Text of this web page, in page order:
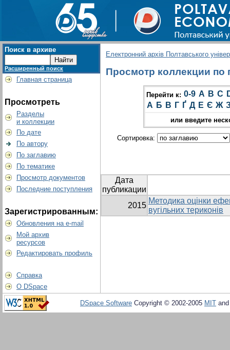
Поиск в архиве
Расширенный поиск
Главная страница
Просмотреть
Разделы
и коллекции
По дате
По автору
По заглавию
По тематике
Просмотр документов
Последние поступления
Зарегистрированным:
Обновления на e-mail
Мой архив
ресурсов
Редактировать профиль
Справка
О DSpace
Електронний архів Полтавського
Просмотр коллекции по
Перейти к: 0-9 A B C
А Б В Г Ґ Д Е Є Ж
или введите
Сортировка:
Дата
публикации
2015
Методика оцінки
вугільних териконів
DSpace Software Copyright © 2002-2005 MIT